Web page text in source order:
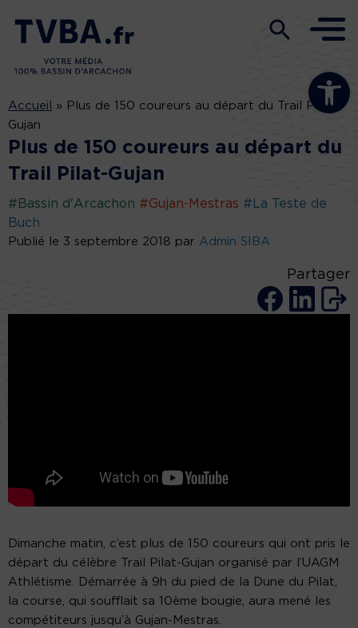
Ouvrir la
Accueil » Plus de 150 coureurs au départ du Trail Pilat-
Gujan
Plus de 150 coureurs au départ du
Trail Pilat-Gujan
#Bassin d'Arcachon #Gujan-Mestras #La Teste de
Buch
Publié le 3 septembre 2018 par Admin SIBA
Partager
Dimanche matin, c’est plus de 150 coureurs qui ont pris le
départ du célèbre Trail Pilat-Gujan organisé par l’UAGM
Athlétisme. Démarrée à 9h du pied de la Dune du Pilat,
la course, qui soufflait sa 10ème bougie, aura mené les
compétiteurs jusqu’à Gujan-Mestras.